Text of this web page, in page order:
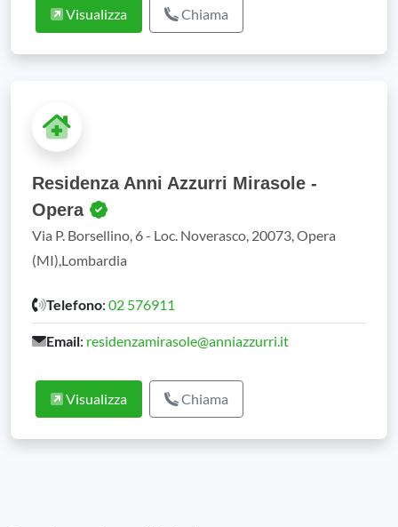
Visualizza Chiama
Residenza Anni Azzurri Mirasole -
Opera
Via P. Borsellino, 6 - Loc. Noverasco, 20073, Opera
(MI),Lombardia
Telefono: 02 576911
Email: residenzamirasole@anniazzurri.it
Visualizza Chiama